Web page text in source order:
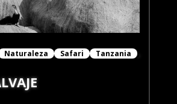
Naturaleza Safari Tanzania